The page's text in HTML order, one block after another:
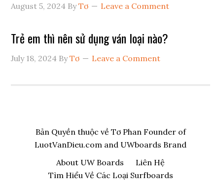
August 5, 2024 ByTơ Leave a Comment
Trẻ em thì nên sử dụng ván loại nào?
July 18, 2024 ByTơ Leave a Comment
Bản Quyền thuộc về Tơ Phan Founder of
LuotVanDieu.com and UWboards Brand
About UW Boards
Liên Hệ
Tìm Hiểu Về Các Loại Surfboards